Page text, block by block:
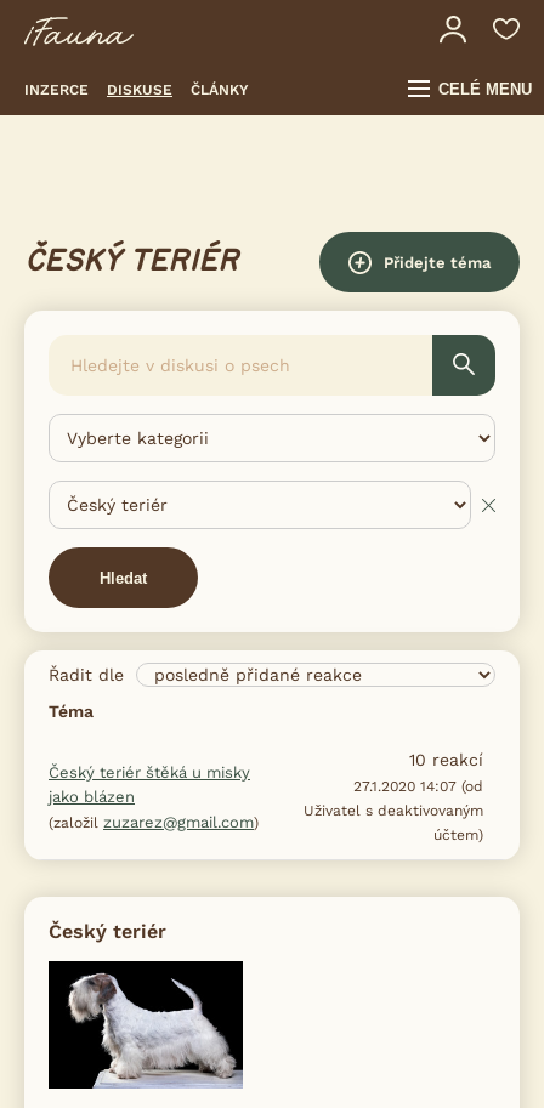
INZERCE DISKUSE ČLÁNKY CELÉ MENU
ČESKÝ TERIÉR Přidejte téma
Hledat
Řadit dle
Téma
Český teriér štěká u misky
jako blázen
(založil zuzarez@gmail.com)
10 reakcí
27.1.2020 14:07 (od
Uživatel s deaktivovaným
účtem)
Český teriér